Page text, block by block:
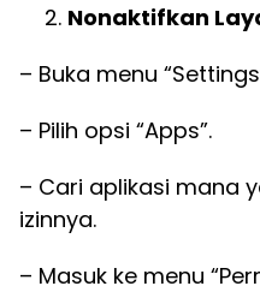
Nonaktifkan
– Buka menu
– Pilih opsi “Apps”.
– Cari aplikasi mana
izinnya.
– Masuk ke menu